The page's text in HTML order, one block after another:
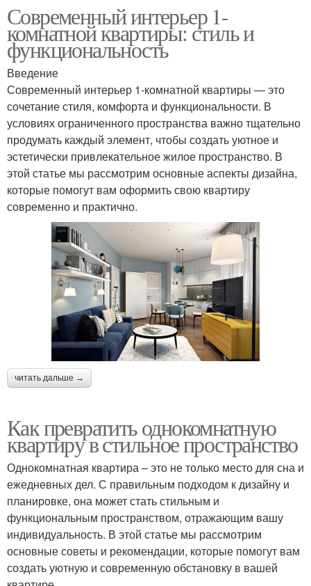
Современный интерьер 1-
комнатной квартиры: стиль и
функциональность
Введение
Современный интерьер 1-комнатной квартиры — это
сочетание стиля, комфорта и функциональности. В
условиях ограниченного пространства важно тщательно
продумать каждый элемент, чтобы создать уютное и
эстетически привлекательное жилое пространство. В
этой статье мы рассмотрим основные аспекты дизайна,
которые помогут вам оформить свою квартиру
современно и практично.
читать дальше →
Как превратить однокомнатную
квартиру в стильное пространство
Однокомнатная квартира – это не только место для сна и
ежедневных дел. С правильным подходом к дизайну и
планировке, она может стать стильным и
функциональным пространством, отражающим вашу
индивидуальность. В этой статье мы рассмотрим
основные советы и рекомендации, которые помогут вам
создать уютную и современную обстановку в вашей